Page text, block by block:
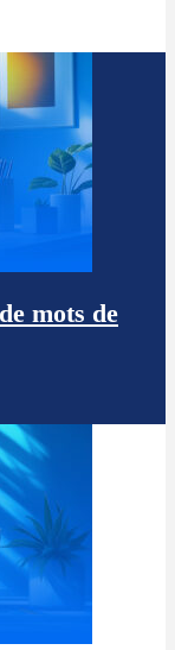
mots de